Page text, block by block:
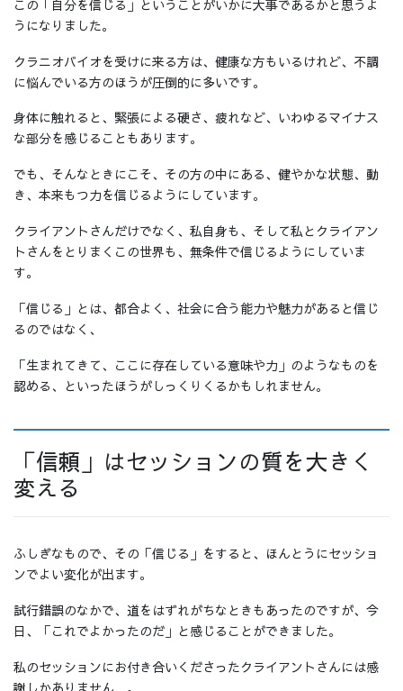
この「自分を信じる」ということがいかに大事であるかと思うよ
うになりました。
クラニオバイオを受けに来る方は、健康な方もいるけれど、不調
に悩んでいる方のほうが圧倒的に多いです。
身体に触れると、緊張による硬さ、疲れなど、いわゆるマイナス
な部分を感じることもあります。
でも、そんなときにこそ、その方の中にある、健やかな状態、動
き、本来もつ力を信じるようにしています。
クライアントさんだけでなく、私自身も、そして私とクライアン
トさんをとりまくこの世界も、無条件で信じるようにしていま
す。
「信じる」とは、都合よく、社会に合う能力や魅力があると信じ
るのではなく、
「生まれてきて、ここに存在している意味や力」のようなものを
認める、といったほうがしっくりくるかもしれません。
「信頼」はセッションの質を大きく
変える
ふしぎなもので、その「信じる」をすると、ほんとうにセッショ
ンでよい変化が出ます。
試行錯誤のなかで、道をはずれがちなときもあったのですが、今
日、「これでよかったのだ」と感じることができました。
私のセッションにお付き合いくださったクライアントさんには感